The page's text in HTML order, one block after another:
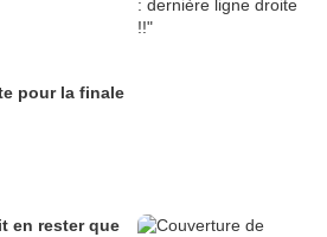
pour la finale
en rester que